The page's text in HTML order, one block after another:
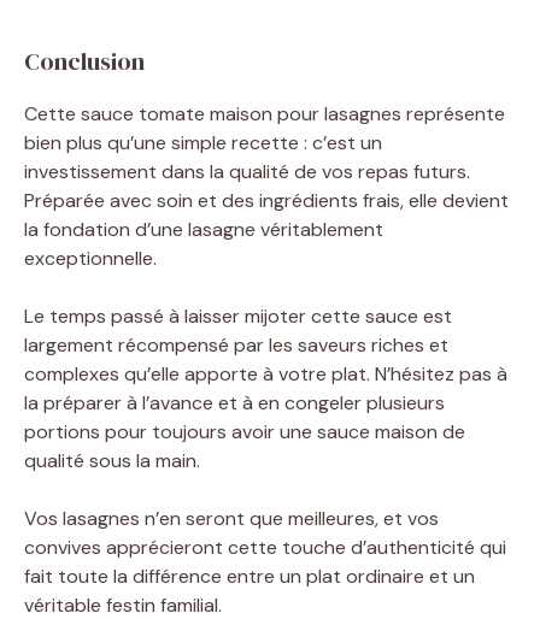
Conclusion
Cette sauce tomate maison pour lasagnes représente
bien plus qu’une simple recette : c’est un
investissement dans la qualité de vos repas futurs.
Préparée avec soin et des ingrédients frais, elle devient
la fondation d’une lasagne véritablement
exceptionnelle.
Le temps passé à laisser mijoter cette sauce est
largement récompensé par les saveurs riches et
complexes qu’elle apporte à votre plat. N’hésitez pas à
la préparer à l’avance et à en congeler plusieurs
portions pour toujours avoir une sauce maison de
qualité sous la main.
Vos lasagnes n’en seront que meilleures, et vos
convives apprécieront cette touche d’authenticité qui
fait toute la différence entre un plat ordinaire et un
véritable festin familial.